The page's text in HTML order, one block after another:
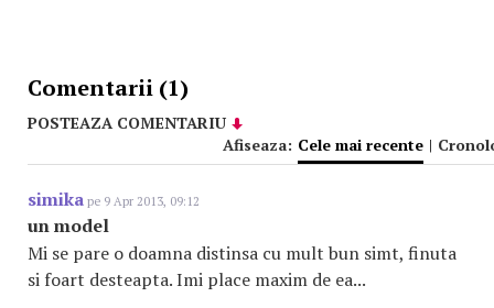
Comentarii (1)
POSTEAZA COMENTARIU
Afiseaza: Cele mai recente |
simika pe 9 Apr 2013, 09:12
un model
Mi se pare o doamna distinsa cu mult bun simt, finuta
si foart desteapta. Imi place maxim de ea...